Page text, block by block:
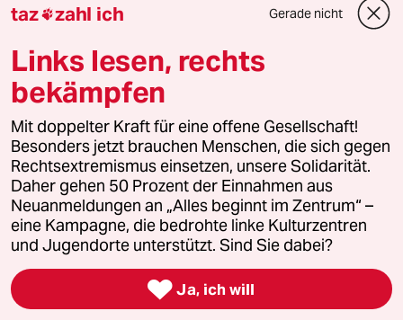
Downloads für Abonnierende
© 2026 taz Verlags und Vertriebs GmbH
Alle Rechte vorbehalten. Bei rechtlichen Fragen oder für Genehmigungen
wenden Sie sich bitte an
lizenzen@taz.de
Feedback Redaktionsstatut Kommune-Richtlinien
Leitlinie Informant Datenschutz Impressum AGB
Seitenwende Einwilligungen widerrufen (Ads)
taz zahl ich Gerade nicht
Links lesen, rechts
bekämpfen
Mit doppelter Kraft für eine offene Gesellschaft!
Besonders jetzt brauchen Menschen, die sich gegen
Rechtsextremismus einsetzen, unsere Solidarität.
Daher gehen 50 Prozent der Einnahmen aus
Neuanmeldungen an „Alles beginnt im Zentrum“ –
eine Kampagne, die bedrohte linke Kulturzentren
und Jugendorte unterstützt. Sind Sie dabei?
 Ja, ich will